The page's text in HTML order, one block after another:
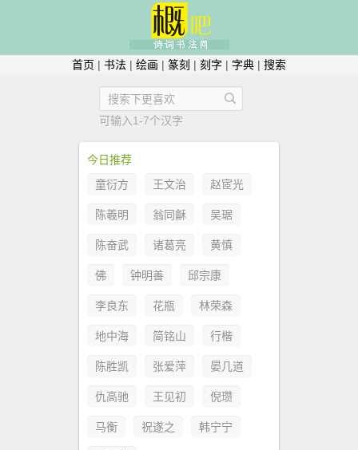
首页 | 书法 | 绘画 | 篆刻 | 刻字 | 字典 | 搜索
可输入1-7个汉字
今日推荐
童衍方
王文治 赵宧光
陈羲明 翁同龢 吴琚
陈奋武 诸葛亮 黄慎
佛 钟明善 邱宗康
李良东 花瓶 林荣森
地中海 简铭山 行楷
陈胜凯 张爱萍 晏几道
仇高驰 王见初 倪瓒
马衡 祝遂之 韩宁宁